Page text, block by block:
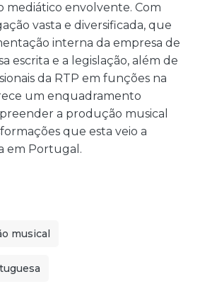
mediático envolvente. Com
vasta e diversificada, que
interna da empresa de
escrita e a legislação, além de
da RTP em funções na
um enquadramento
a produção musical
que esta veio a
em Portugal.
musical